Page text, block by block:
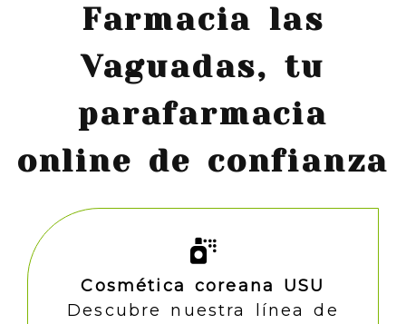
Farmacia las
Vaguadas, tu
parafarmacia
online de confianza
Cosmética coreana USU
Descubre nuestra línea de